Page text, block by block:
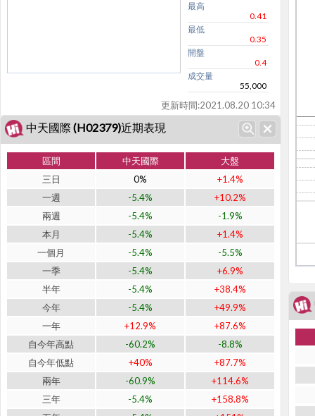
最高
0.41
最低
0.35
開盤
0.4
成交量
55,000
更新時間:2021.08.20 10:34
中天國際 (H02379)近期表現
區間 中天國際
大盤
三日
0%
+1.4%
一週
-5.4%
+10.2%
兩週
-5.4%
-1.9%
本月
-5.4%
+1.4%
一個月
-5.4%
-5.5%
一季
-5.4%
+6.9%
半年
-5.4%
+38.4%
今年
-5.4%
+49.9%
一年
+12.9%
+87.6%
自今年高點
-60.2%
-8.8%
自今年低點
+40%
+87.7%
兩年
-60.9%
+114.6%
三年
-5.4%
+158.8%